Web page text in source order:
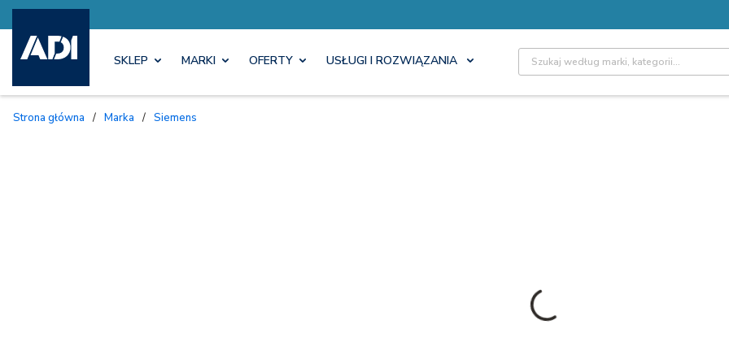
SKLEP MARKI OFERTY USŁUGI I ROZWIĄZANIA Site Search
Strona główna / Marka / Siemens